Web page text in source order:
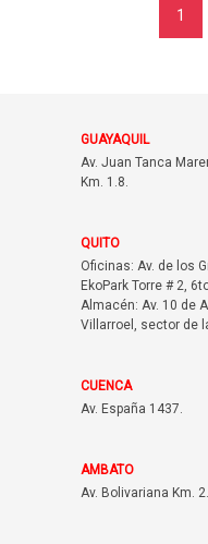
1
GUAYAQUIL
Av. Juan Tanca
Km. 1.8.
QUITO
Oficinas: Av. de los
EkoPark Torre # 2,
Almacén: Av. 10 de
Villarroel, sector de
CUENCA
Av. España 1437.
AMBATO
Av. Bolivariana Km.